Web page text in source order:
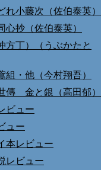
れ小藤次（佐伯泰英）
心抄（佐伯泰英）
方丁）（うぶかたと
組・他（今村翔吾）
傳 金と銀（高田郁）
ビュー
ュー
本レビュー
レビュー